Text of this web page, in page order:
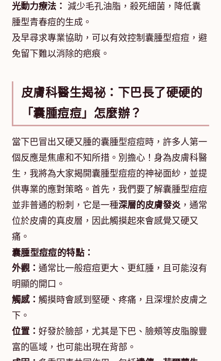
光動力療法： 減少毛孔油脂，殺死細菌，降低囊
腫型青春痘的生成。
及早尋求專業協助，可以有效控制囊腫型痘痘，避
免留下難以消除的疤痕。
皮膚科醫生揭祕：下巴長了硬硬的
「囊腫痘痘」怎麼辦？
當下巴冒出又硬又腫的囊腫型痘痘時，許多人第一
個反應是焦慮和不知所措。別擔心！身為皮膚科醫
生，我將為大家揭開囊腫型痘痘的神祕面紗，並提
供專業的應對策略。首先，我們要了解囊腫型痘痘
並非普通的粉刺，它是一種深層的皮膚發炎 ，通常
位於皮膚的真皮層，因此觸摸起來會感覺又硬又
痛。
囊腫型痘痘的特點：
外觀： 通常比一般痘痘更大、更紅腫，且可能沒有
明顯的開口。
觸感： 觸摸時會感到堅硬、疼痛，且深埋於皮膚之
下。
位置： 好發於臉部，尤其是下巴、臉頰等皮脂腺豐
富的區域，也可能出現在背部。